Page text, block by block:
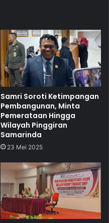
Samri Soroti Ketimpangan
Pembangunan, Minta
Pemerataan Hingga
Wilayah Pinggiran
Samarinda
23 Mei 2025